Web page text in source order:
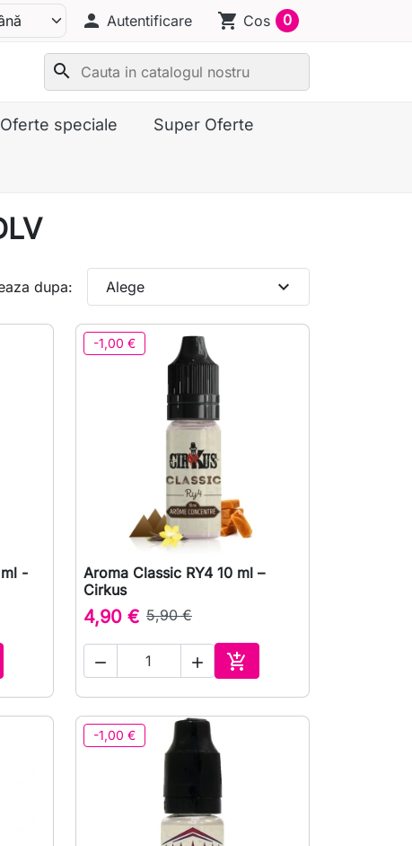
person Autentificare shopping_cart Cos 0
search
Oferte speciale Super Oferte
dupa: Alege expand_more
-
in cos
-1,00 €
 Vizualizare rapida
Aroma Classic RY4 10 ml –
Cirkus
4,90 € 5,90 €
  
Adauga in cos
-1,00 €